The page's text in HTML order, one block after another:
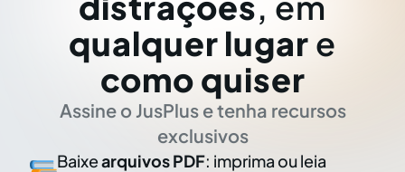
qualquer lugar e
como quiser
Assine o JusPlus e tenha recursos
exclusivos
Baixearquivos PDF: imprima ou leia